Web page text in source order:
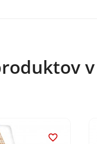
